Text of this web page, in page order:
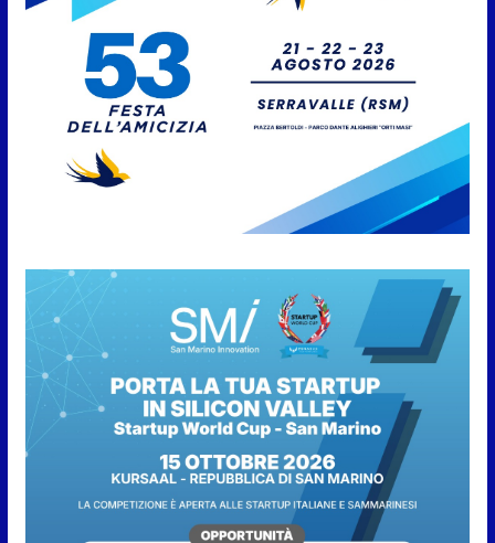
Live” una serata di
divertimento, arte, buona
cucina e solidarietà, a Faetano.
Con la firma e la regia di